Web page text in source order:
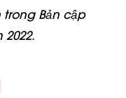
trong Bản cập
2022.